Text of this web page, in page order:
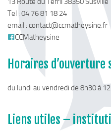
Tel : 04 76 81 18 24
email : contact@ccmatheysine.fr
CCMatheysine
Horaires
du lundi au vendredi de 8h30 à
Liens utiles –